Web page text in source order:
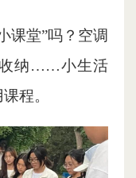
课堂”吗？空调
收纳……小生活
程。